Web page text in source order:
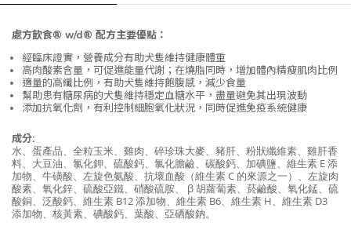
處方飲食® w/d® 配方主要優點：
經臨床證實，營養成分有助犬隻維持健康體重
高肉酸素含量，可促進能量代謝；在燒脂同時，增加體內精瘦肌肉比例
適量的高纖比例，有助犬隻維持飽腹感，減少食量
幫助患有糖尿病的犬隻維持穩定血糖水平，盡量避免其出現波動
添加抗氧化劑，有利控制細胞氧化狀況，同時促進免疫系統健康
成分:
水、蛋產品、全粒玉米、雞肉、碎珍珠大麥、豬肝、粉狀纖維素、雞肝香
料、大豆油、氯化鉀、硫酸鈣、氯化膽鹼、碳酸鈣、加碘鹽、維生素 E 添
加物、牛磺酸、左旋色氨酸、抗壞血酸（維生素 C 的來源之一）、左旋肉
酸素、氧化鋅、硫酸亞鐵、硝酸硫胺、 β 胡蘿蔔素、菸鹼酸、氧化錳、硫
酸銅、泛酸鈣、維生素 B12 添加物、維生素 B6、維生素 H、維生素 D3
添加物、核黃素、碘酸鈣、葉酸、亞硒酸鈉。